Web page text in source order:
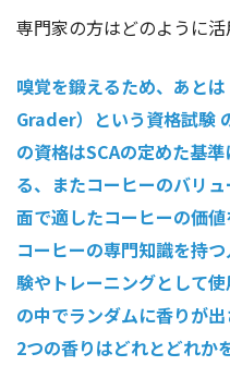
専門家の方はどのように活
嗅覚を鍛えるため、あと
Grader）という資格試験
の資格はSCAの定めた基
る、またコーヒーのバリ
面で適したコーヒーの価
コーヒーの専門知識を持
験やトレーニングとして
の中でランダムに香りが
2つの香りはどれとどれか